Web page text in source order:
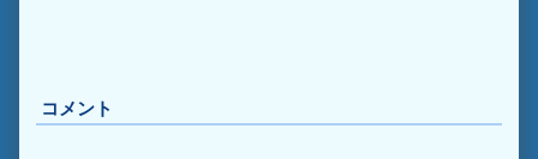
コメント